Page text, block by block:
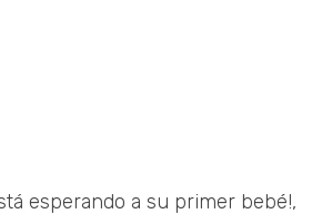
esperando a su primer bebé!,